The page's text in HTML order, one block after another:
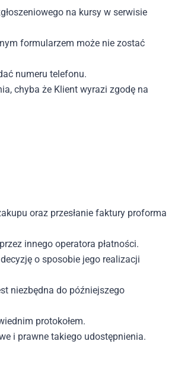
na kursy w serwisie
formularzem może nie zostać
numeru telefonu.
chyba że Klient wyrazi zgodę na
oraz przesłanie faktury proforma
innego operatora płatności.
o sposobie jego realizacji
niezbędna do późniejszego
protokołem.
i prawne takiego udostępnienia.